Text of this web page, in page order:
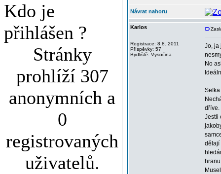
Kdo je
přihlášen ?
Stránky
prohlíží 307
anonymních a
0
registrovaných
uživatelů.
Návrat nahoru
Karlos
Registrace: 8.8. 2011
Příspěvky: 57
Bydliště: Vysočina
Jo, ja
No
dříve.
Jestli
dělají